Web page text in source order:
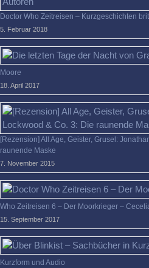
Doctor Who Zeitreisen – Kurzgeschichten
5. Februar 2018
Moore
18. April 2017
[Rezension] All Age, Geister, Grusel:
raunende Maske
7. November 2015
Who Zeitreisen 6 – Der Moorkrieger –
15. September 2017
Kurzform und Audio